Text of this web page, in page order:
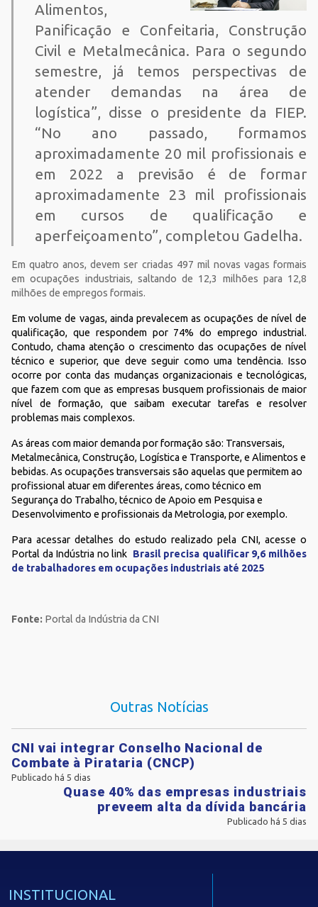
Alimentos,
Panificação e Confeitaria, Construção
Civil e Metalmecânica. Para o segundo
semestre, já temos perspectivas de
atender demandas na área de
logística”, disse o presidente da FIEP.
“No ano passado, formamos
aproximadamente 20 mil profissionais e
em 2022 a previsão é de formar
aproximadamente 23 mil profissionais
em cursos de qualificação e
aperfeiçoamento”, completou Gadelha.
Em quatro anos, devem ser criadas 497 mil novas vagas formais
em ocupações industriais, saltando de 12,3 milhões para 12,8
milhões de empregos formais.
Em volume de vagas, ainda prevalecem as ocupações de nível de
qualificação, que respondem por 74% do emprego industrial.
Contudo, chama atenção o crescimento das ocupações de nível
técnico e superior, que deve seguir como uma tendência. Isso
ocorre por conta das mudanças organizacionais e tecnológicas,
que fazem com que as empresas busquem profissionais de maior
nível de formação, que saibam executar tarefas e resolver
problemas mais complexos.
As áreas com maior demanda por formação são: Transversais,
Metalmecânica, Construção, Logística e Transporte, e Alimentos e
bebidas. As ocupações transversais são aquelas que permitem ao
profissional atuar em diferentes áreas, como técnico em
Segurança do Trabalho, técnico de Apoio em Pesquisa e
Desenvolvimento e profissionais da Metrologia, por exemplo.
Para acessar detalhes do estudo realizado pela CNI, acesse o
Portal da Indústria no link Brasil precisa qualificar 9,6 milhões
de trabalhadores em ocupações industriais até 2025
Fonte: Portal da Indústria da CNI
Outras Notícias
CNI vai integrar Conselho Nacional de
Combate à Pirataria (CNCP)
Publicado há 5 dias
Quase 40% das empresas industriais
preveem alta da dívida bancária
Publicado há 5 dias
INSTITUCIONAL